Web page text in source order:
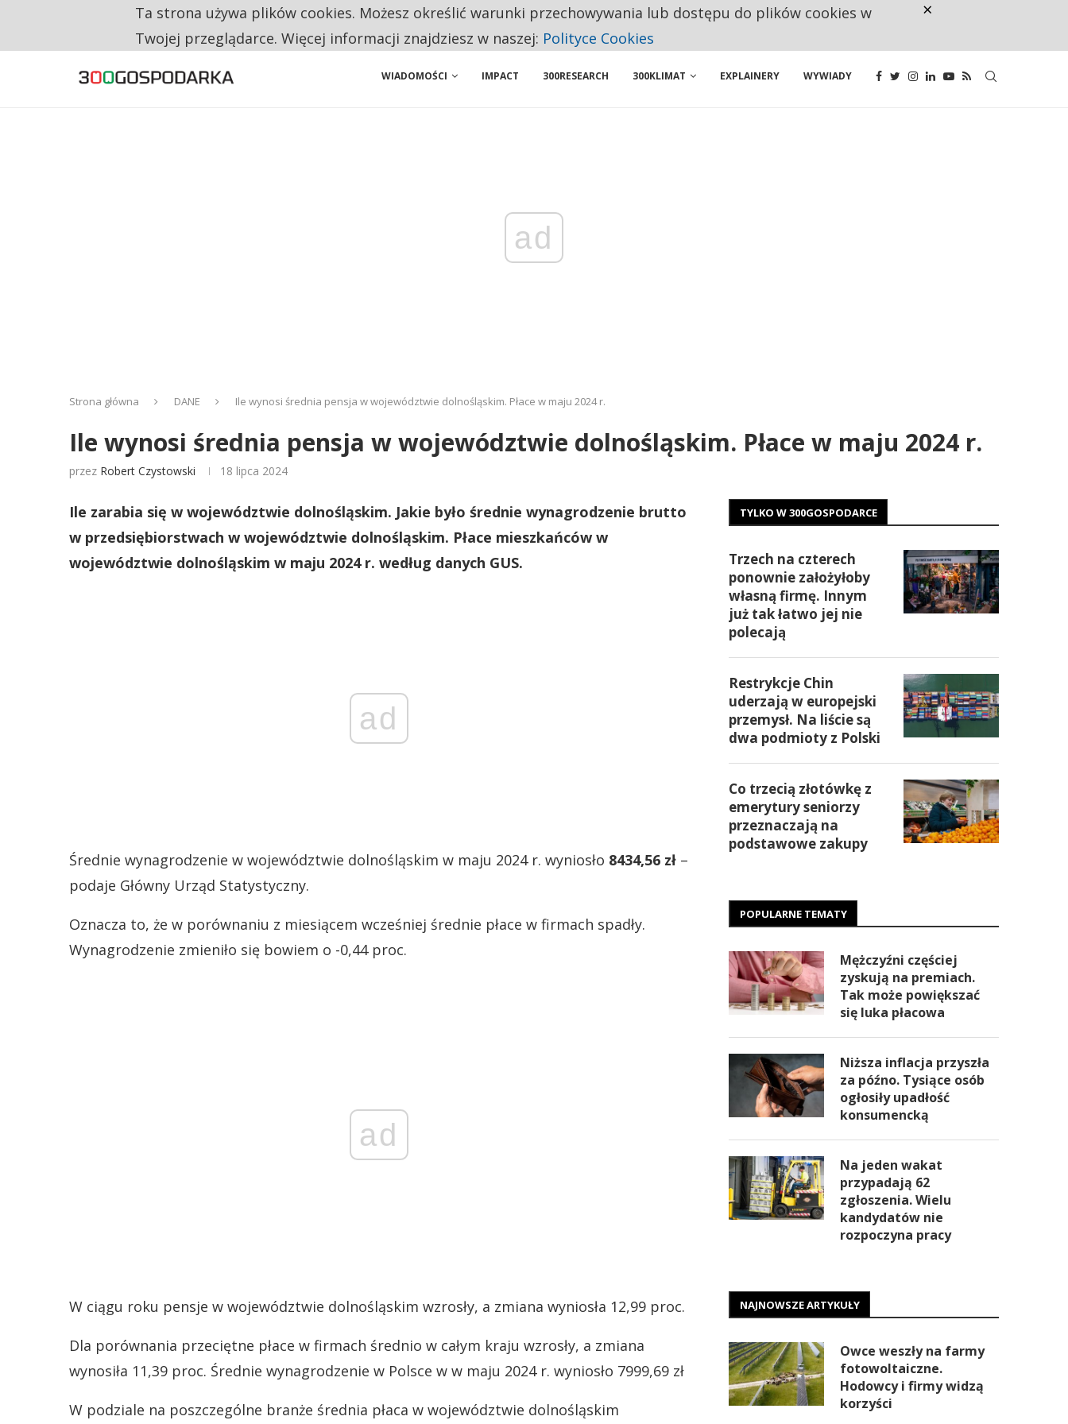
CO TRZECIĄ ZŁOTÓWKĘ Z EMERYTURY SENIORZY PRZEZNACZAJĄ NA PODSTAWOWE ZAKUPY
WIADOMOŚCI IMPACT 300RESEARCH 300KLIMAT EXPLAINERY WYWIADY
ad
Strona główna DANE Ile wynosi średnia pensja w województwie dolnośląskim. Płace w maju 2024 r.
Ile wynosi średnia pensja w województwie dolnośląskim. Płace w maju 2024 r.
przez Robert Czystowski 18 lipca 2024
Ile zarabia się w województwie dolnośląskim. Jakie było średnie wynagrodzenie brutto
w przedsiębiorstwach w województwie dolnośląskim. Płace mieszkańców w
województwie dolnośląskim w maju 2024 r. według danych GUS.
ad
Średnie wynagrodzenie w województwie dolnośląskim w maju 2024 r. wyniosło 8434,56 zł –
podaje Główny Urząd Statystyczny.
Oznacza to, że w porównaniu z miesiącem wcześniej średnie płace w firmach spadły.
Wynagrodzenie zmieniło się bowiem o -0,44 proc.
ad
W ciągu roku pensje w województwie dolnośląskim wzrosły, a zmiana wyniosła 12,99 proc.
Dla porównania przeciętne płace w firmach średnio w całym kraju wzrosły, a zmiana
wynosiła 11,39 proc. Średnie wynagrodzenie w Polsce w w maju 2024 r. wyniosło 7999,69 zł
W podziale na poszczególne branże średnia płaca w województwie dolnośląskim
TYLKO W 300GOSPODARCE
Trzech na czterech
ponownie założyłoby
własną firmę. Innym
już tak łatwo jej nie
polecają
Restrykcje Chin
uderzają w europejski
przemysł. Na liście są
dwa podmioty z Polski
Co trzecią złotówkę z
emerytury seniorzy
przeznaczają na
podstawowe zakupy
POPULARNE TEMATY
Mężczyźni częściej
zyskują na premiach.
Tak może powiększać
się luka płacowa
Niższa inflacja przyszła
za późno. Tysiące osób
ogłosiły upadłość
konsumencką
Na jeden wakat
przypadają 62
zgłoszenia. Wielu
kandydatów nie
rozpoczyna pracy
NAJNOWSZE ARTYKUŁY
Owce weszły na farmy
fotowoltaiczne.
Hodowcy i firmy widzą
korzyści
Ta strona używa plików cookies. Możesz określić warunki przechowywania lub dostępu do plików cookies w
Twojej przeglądarce. Więcej informacji znajdziesz w naszej: Polityce Cookies
×